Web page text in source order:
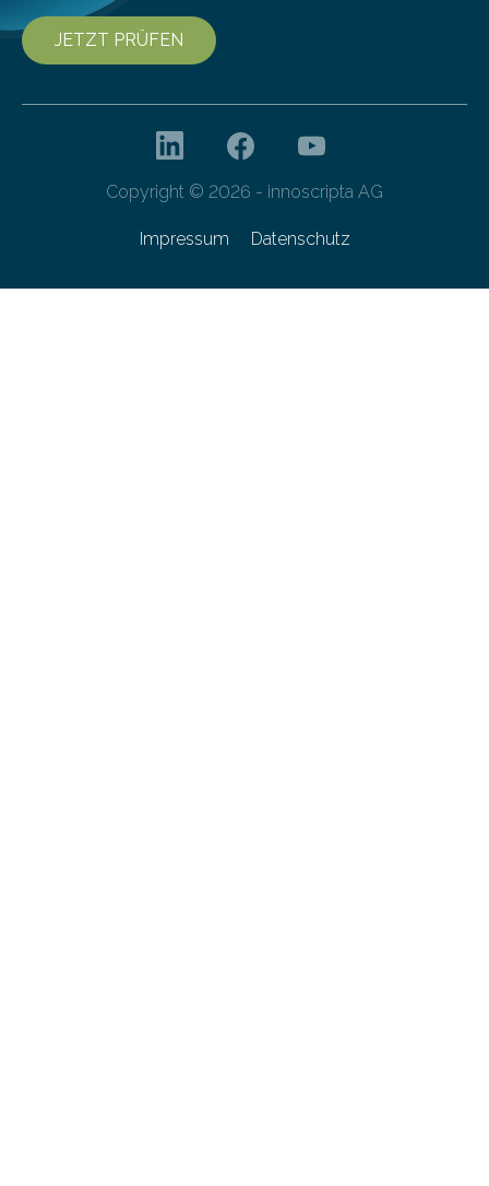
JETZT PRÜFEN
Copyright © 2026 - innoscripta AG
Impressum Datenschutz